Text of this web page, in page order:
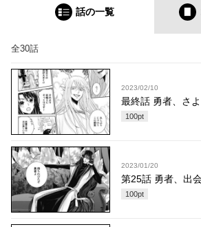
話の一覧
全30話
2023/02/10
最終話 勇者、さ
100pt
2023/01/20
第25話 勇者、出
100pt